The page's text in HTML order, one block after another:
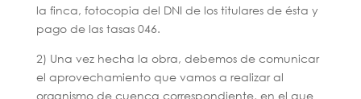
la finca, fotocopia del DNI de los titulares de ésta y
pago de las tasas 046.
2) Una vez hecha la obra, debemos de comunicar
el aprovechamiento que vamos a realizar al
organismo de cuenca correspondiente, en el que